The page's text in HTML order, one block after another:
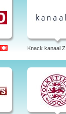
Knack kanaal Z